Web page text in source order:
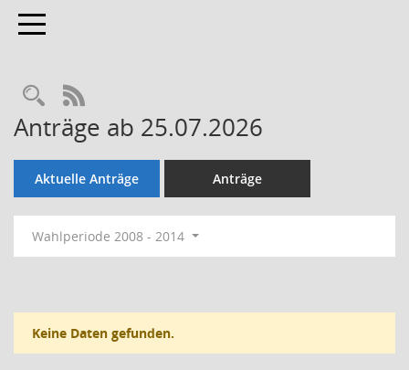
Toggle navigation
Rechercheauswahl
RSS-Feed
Anträge ab 25.07.2026
Aktuelle Anträge Anträge
Wahlperiode 2008 - 2014
Keine Daten gefunden.